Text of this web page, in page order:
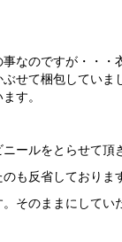
なのですが・・・
せて梱包していま
す。
ールをとらせて頂
も反省しておりま
そのままにしてい